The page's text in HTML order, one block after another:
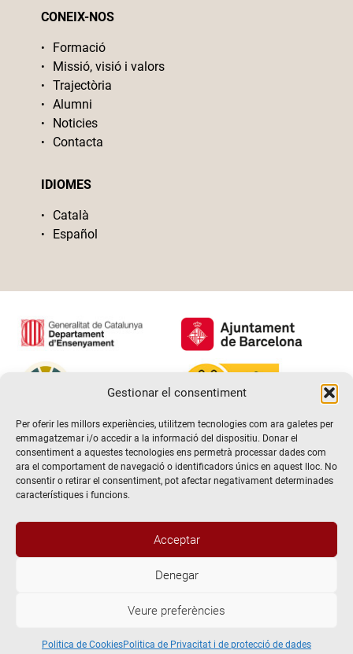
Gestionar el consentiment
Per oferir les millors experiències, utilitzem tecnologies com ara galetes per
emmagatzemar i/o accedir a la informació del dispositiu. Donar el
consentiment a aquestes tecnologies ens permetrà processar dades com
ara el comportament de navegació o identificadors únics en aquest lloc. No
consentir o retirar el consentiment, pot afectar negativament determinades
característiques i funcions.
Acceptar
Denegar
Veure preferències
Politica de CookiesPolitica de Privacitat i de protecció de dades
CONEIX-NOS
Formació
Missió, visió i valors
Trajectòria
Alumni
Noticies
Contacta
IDIOMES
Català
Español
@2026 Escola de teatre El Timbal. Tots els drets reservats
Avís Legal
Politica de Cookies